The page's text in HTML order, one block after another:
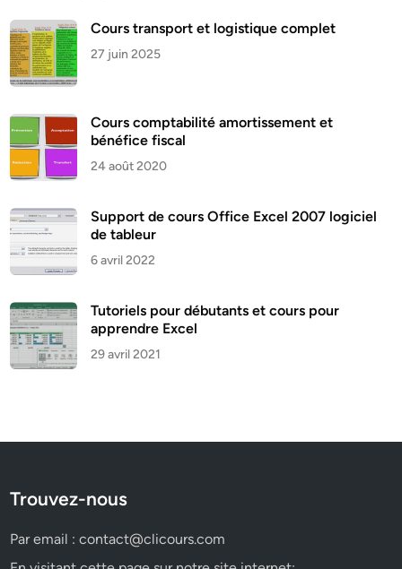
Cours transport et logistique complet
27 juin 2025
Cours comptabilité amortissement et
bénéfice fiscal
24 août 2020
Support de cours Office Excel 2007 logiciel
de tableur
6 avril 2022
Tutoriels pour débutants et cours pour
apprendre Excel
29 avril 2021
Trouvez-nous
Par email :contact@clicours.com